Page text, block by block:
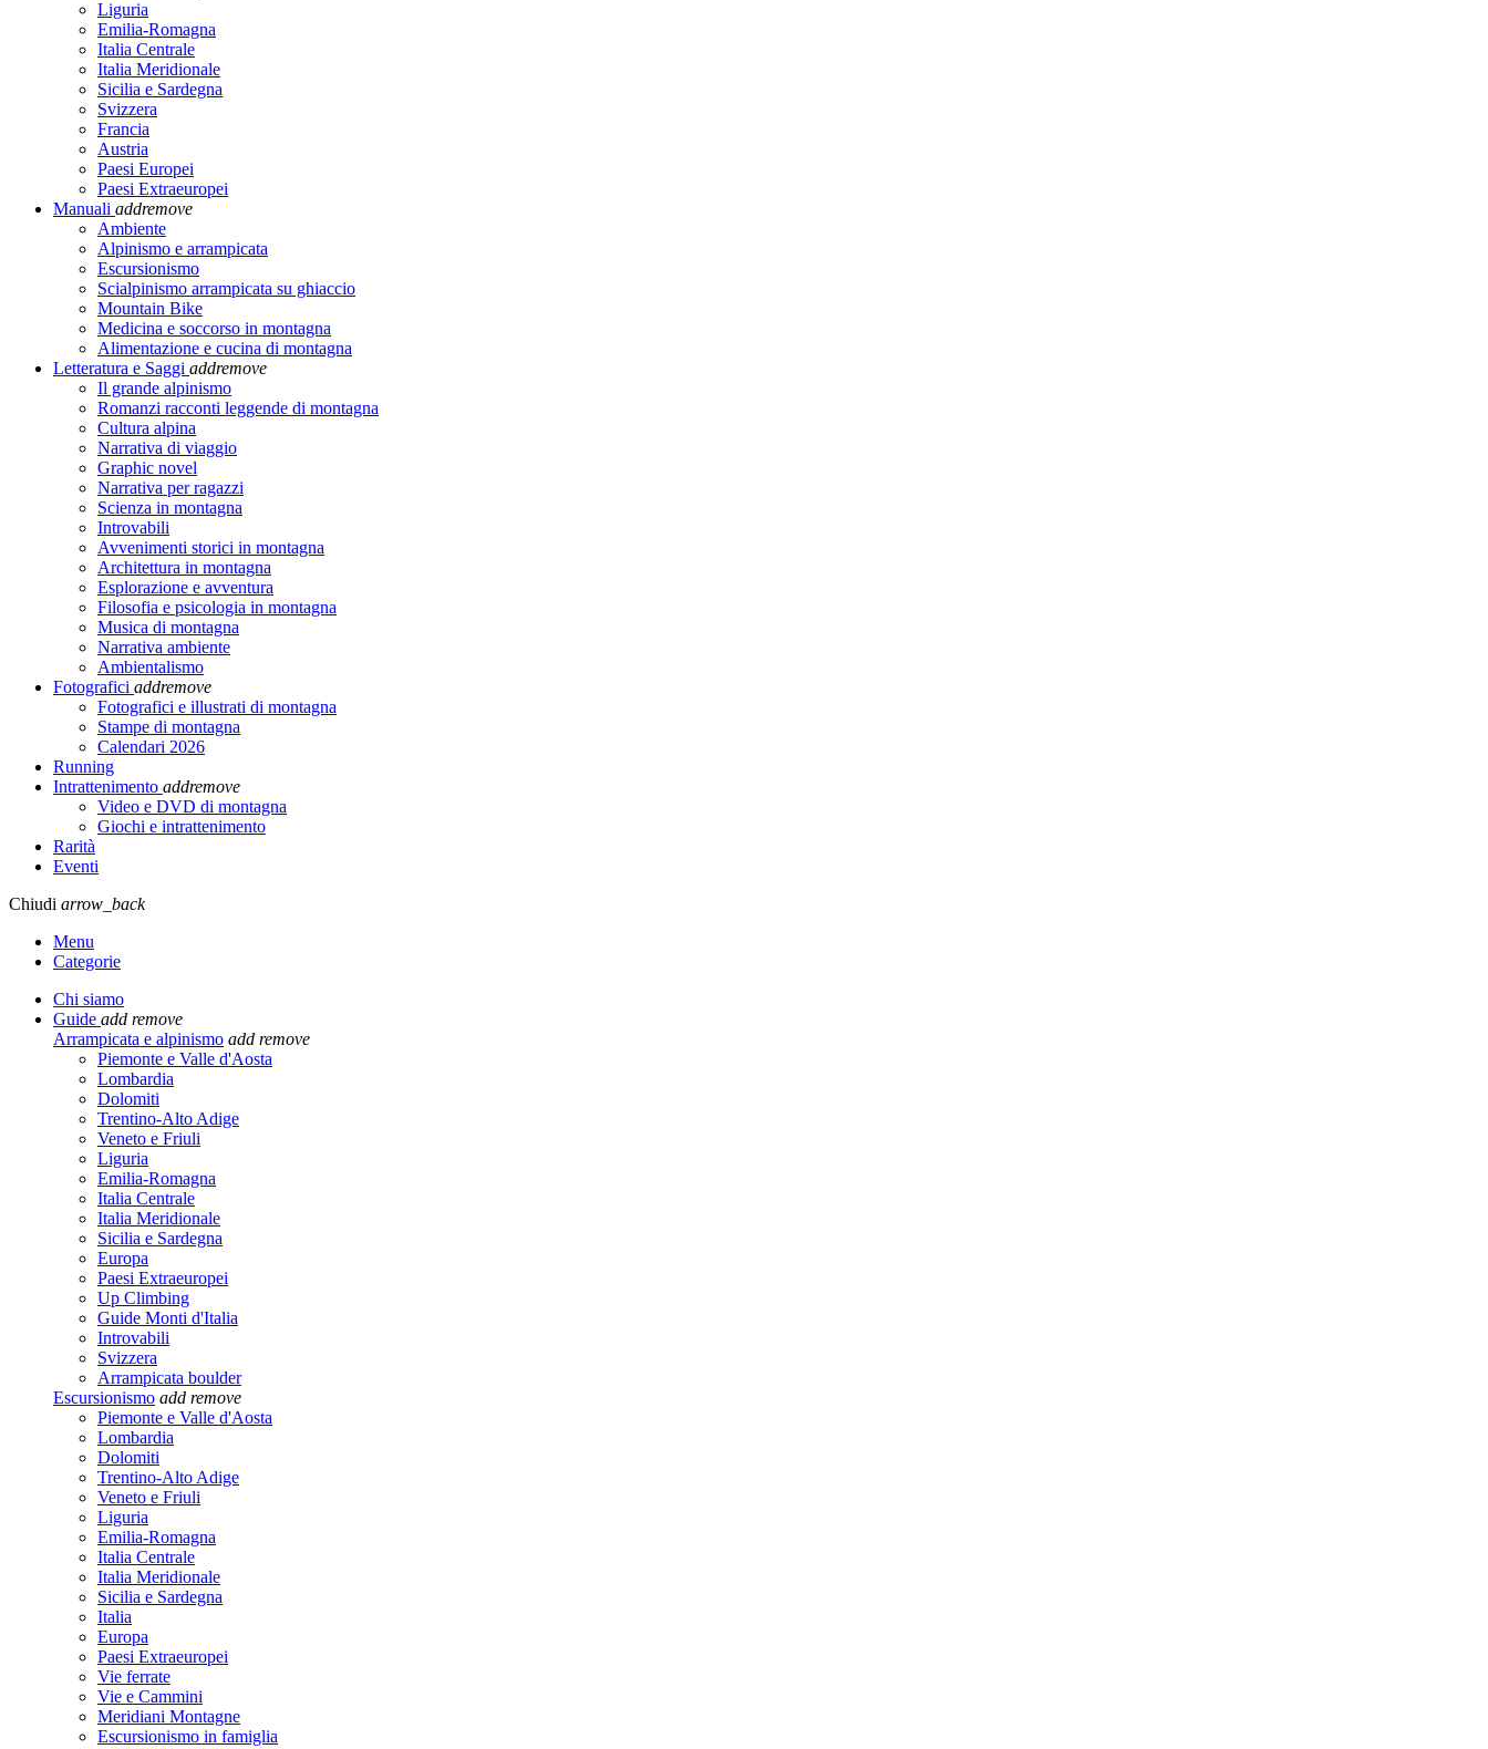
Liguria
Emilia-Romagna
Italia Centrale
Italia Meridionale
Sicilia e Sardegna
Svizzera
Francia
Austria
Paesi Europei
Paesi Extraeuropei
Manuali addremove
Ambiente
Alpinismo e arrampicata
Escursionismo
Scialpinismo arrampicata su ghiaccio
Mountain Bike
Medicina e soccorso in montagna
Alimentazione e cucina di montagna
Letteratura e Saggi addremove
Il grande alpinismo
Romanzi racconti leggende di montagna
Cultura alpina
Narrativa di viaggio
Graphic novel
Narrativa per ragazzi
Scienza in montagna
Introvabili
Avvenimenti storici in montagna
Architettura in montagna
Esplorazione e avventura
Filosofia e psicologia in montagna
Musica di montagna
Narrativa ambiente
Ambientalismo
Fotografici addremove
Fotografici e illustrati di montagna
Stampe di montagna
Calendari 2026
Running
Intrattenimento addremove
Video e DVD di montagna
Giochi e intrattenimento
Rarità
Eventi
Chiudi arrow_back
Menu
Categorie
Chi siamo
Guide add remove
Arrampicata e alpinismo add remove
Piemonte e Valle d'Aosta
Lombardia
Dolomiti
Trentino-Alto Adige
Veneto e Friuli
Liguria
Emilia-Romagna
Italia Centrale
Italia Meridionale
Sicilia e Sardegna
Europa
Paesi Extraeuropei
Up Climbing
Guide Monti d'Italia
Introvabili
Svizzera
Arrampicata boulder
Escursionismo add remove
Piemonte e Valle d'Aosta
Lombardia
Dolomiti
Trentino-Alto Adige
Veneto e Friuli
Liguria
Emilia-Romagna
Italia Centrale
Italia Meridionale
Sicilia e Sardegna
Italia
Europa
Paesi Extraeuropei
Vie ferrate
Vie e Cammini
Meridiani Montagne
Escursionismo in famiglia